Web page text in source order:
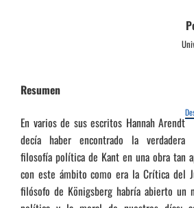
Resumen
En varios de sus escritos Hannah Arendt
decía haber encontrado la verdadera
filosofía política de Kant en una obra tan
con este ámbito como era la Crítica del
filósofo de Königsberg habría abierto un